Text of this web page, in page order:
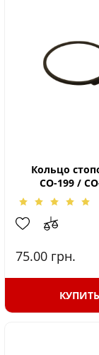
Кольцо
СО-199 /
75.00 грн.
КУПИТЬ